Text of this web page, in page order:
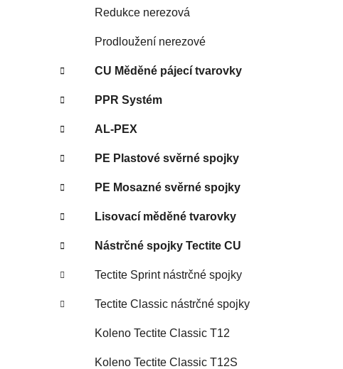
Redukce nerezová
Prodloužení nerezové
CU Měděné pájecí tvarovky
PPR Systém
AL-PEX
PE Plastové svěrné spojky
PE Mosazné svěrné spojky
Lisovací měděné tvarovky
Nástrčné spojky Tectite CU
Tectite Sprint nástrčné spojky
Tectite Classic nástrčné spojky
Koleno Tectite Classic T12
Koleno Tectite Classic T12S